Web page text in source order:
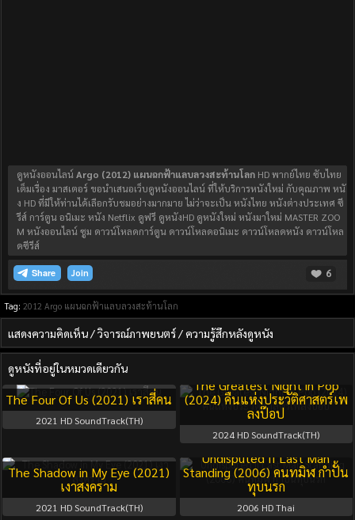
ดูหนังออนไลน์Argo (2012) แผนฉกฟ้าแลบลวงสะท้านโลก HD พากย์ไทย ซับไทย
เต็มเรื่อง มาสเตอร์ ขอนำเสนอเว็บดูหนังออนไลน์ ที่ให้บริการหนังใหม่ กับคุณภาพ หนั
ง HD ที่มีให้ท่านได้เลือกรับชมอย่างมากมาย ไม่ว่าจะเป็น หนังไทย หนังต่างประเทศ ซี
รีส์ การ์ตูน อนิเมะ หนัง Netflix ดูฟรี ดูหนังHD ดูหนังใหม่ หนังมาใหม่ MASTER ZOO
M หนังออนไลน์ ซูม ดาวน์โหลดการ์ตูน ดาวน์โหลดอนิเมะ ดาวน์โหลดหนัง ดาวน์โหล
ดซีรีส์
Join 6
Tag: 2012 Argo แผนฉกฟ้าแลบลวงสะท้านโลก
แสดงความคิดเห็น / วิจารณ์ภาพยนตร์ / ความรู้สึกหลังดูหนัง
ดูหนังที่อยู่ในหมวดเดียวกัน
The Four Of Us (2021) เราสี่คน
2021 HD SoundTrack(TH)
The Greatest Night in Pop
(2024) คืนแห่งประวัติศาสตร์เพ
ลงป๊อป
2024 HD SoundTrack(TH)
The Shadow in My Eye (2021)
เงาสงคราม
2021 HD SoundTrack(TH)
Undisputed II Last Man
Standing (2006) คนทมิฬ กำปั้น
ทุบนรก
2006 HD Thai